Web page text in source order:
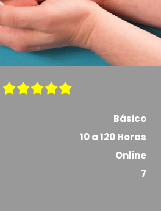
Básico
10 a 120 Horas
Online
7